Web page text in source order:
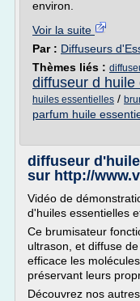
environ.
Voir la suite
Par : Diffuseurs
Thèmes liés :
diffuseur d huile
huiles essentielles /
parfum huile
diffuseur
sur http://
Vidéo de
d'huiles essentielles
Ce brumisateur
ultrason, et diffuse
efficace les
préservant leurs
Découvrez nos